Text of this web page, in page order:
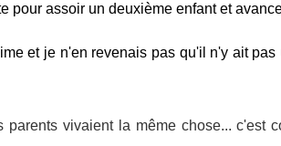
pour assoir un deuxième enfant et
et je n'en revenais pas qu'il n'y ait
parents vivaient la même chose... c'est